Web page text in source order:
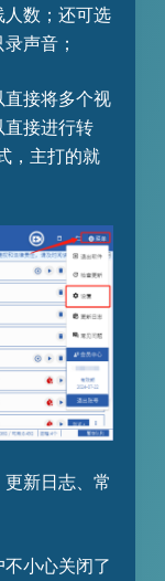
数；还可选
声音；
直接将多个视
接进行转
，主打的就
新日志、常
小心关闭了